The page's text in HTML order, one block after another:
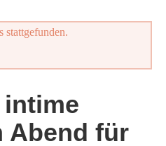
stattgefunden.
Abend für